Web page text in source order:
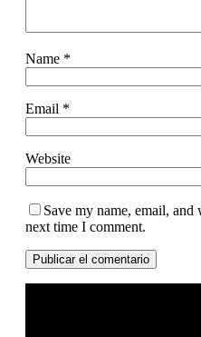
Name *
Email *
Website
Save my name, email,
next time I comment.